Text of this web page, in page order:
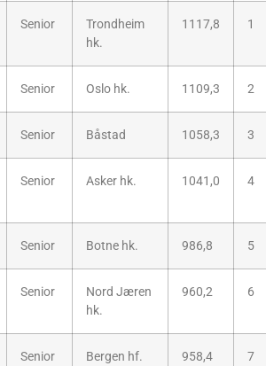
Senior
Trondheim
hk.
1117,8 1
Senior Oslo hk. 1109,3 2
Senior Båstad 1058,3 3
Senior Asker hk. 1041,0 4
Senior Botne hk. 986,8 5
Senior
Nord Jæren
hk.
960,2 6
Senior Bergen hf. 958,4 7